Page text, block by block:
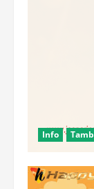
Info